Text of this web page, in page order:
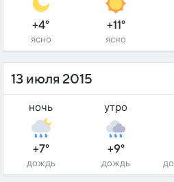
+4°
ясно
+11°
ясно
13 июля 2015
ночь
+7°
дождь
утро
+9°
дождь